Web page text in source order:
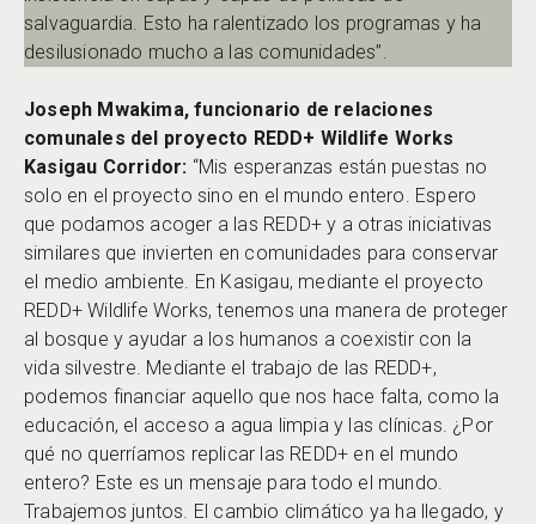
salvaguardia. Esto ha ralentizado los programas y ha
desilusionado mucho a las comunidades”.
Joseph Mwakima, funcionario de relaciones
comunales del proyecto REDD+ Wildlife Works
Kasigau Corridor: “Mis esperanzas están puestas no
solo en el proyecto sino en el mundo entero. Espero
que podamos acoger a las REDD+ y a otras iniciativas
similares que invierten en comunidades para conservar
el medio ambiente. En Kasigau, mediante el proyecto
REDD+ Wildlife Works, tenemos una manera de proteger
al bosque y ayudar a los humanos a coexistir con la
vida silvestre. Mediante el trabajo de las REDD+,
podemos financiar aquello que nos hace falta, como la
educación, el acceso a agua limpia y las clínicas. ¿Por
qué no querríamos replicar las REDD+ en el mundo
entero? Este es un mensaje para todo el mundo.
Trabajemos juntos. El cambio climático ya ha llegado, y